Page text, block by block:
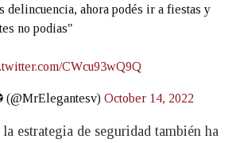
delincuencia, ahora podés ir a fiestas y
no podias"
CWcu93wQ9Q
October 14, 2022
estrategia de seguridad también ha